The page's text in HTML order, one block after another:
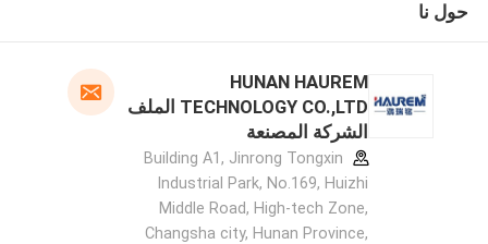
حول نا
HUNAN HAUREM
TECHNOLOGY CO.,LTD الملف
الشركة المصنعة
Building A1, Jinrong Tongxin
Industrial Park, No.169, Huizhi
Middle Road, High-tech Zone,
Changsha city, Hunan Province,